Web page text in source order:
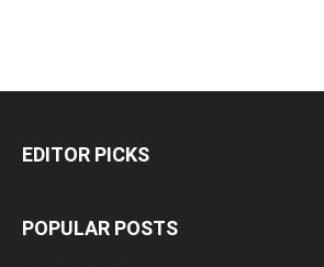
EDITOR PICKS
POPULAR POSTS